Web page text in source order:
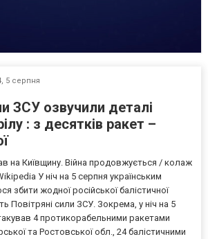
5 серпня
ЗСУ озвучили деталі
: з десятків ракет –
на Київщину. Війна продовжується / колаж
У ніч на 5 серпня українським
збити жодної російської балістичної
Повітряні сили ЗСУ. Зокрема, у ніч на 5
4 протикорабельними ракетами
та Ростовської обл., 24 балістичними